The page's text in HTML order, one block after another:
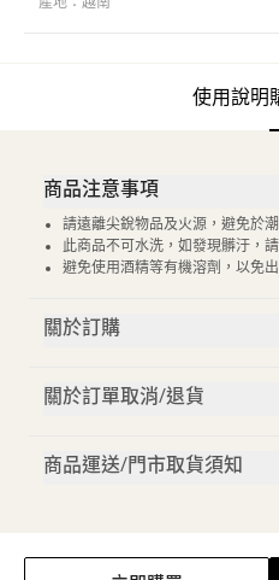
使用說明
商品注意事項
請遠離尖銳物品及火源，避免於
此商品不可水洗，如發現髒汙，
避免使用酒精等有機溶劑，以免
關於訂購
關於訂單取消/退貨
商品運送/門市取貨須知